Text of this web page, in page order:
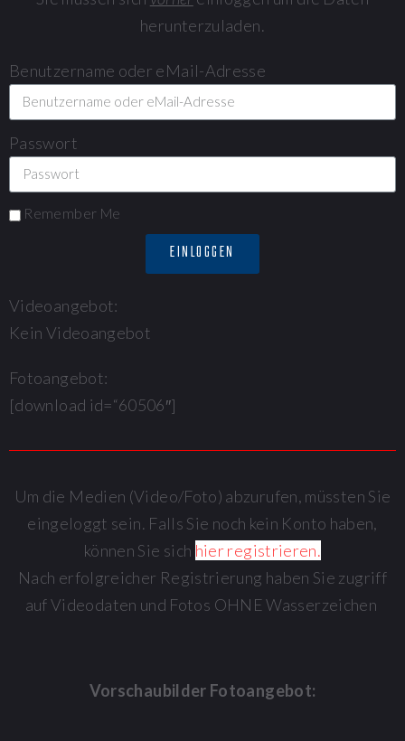
herunterzuladen.
Benutzername oder eMail-Adresse
Passwort
Remember Me
EINLOGGEN
Videoangebot:
Kein Videoangebot
Fotoangebot:
[download id=“60506″]
Um die Medien (Video/Foto) abzurufen, müssten Sie
eingeloggt sein. Falls Sie noch kein Konto haben,
können Sie sich hier registrieren.
Nach erfolgreicher Registrierung haben Sie zugriff
auf Videodaten und Fotos OHNE Wasserzeichen
Vorschaubilder Fotoangebot: